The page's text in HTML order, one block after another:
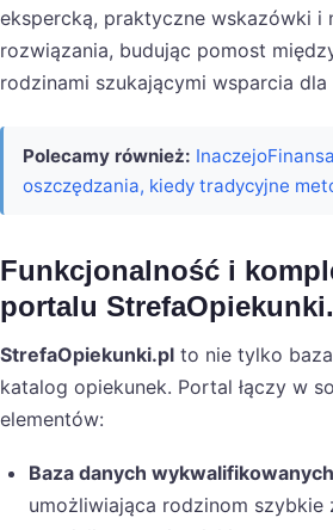
ekspercką, praktyczne wskazówki i
rozwiązania, budując pomost
rodzinami szukającymi wsparcia
Polecamy również:
oszczędzania, kiedy tradycyjne
Funkcjonalność i
portalu
StrefaOpiekunki.pl to nie tylko
katalog opiekunek. Portal łączy w
elementów:
Baza danych
umożliwiająca rodzinom szybkie